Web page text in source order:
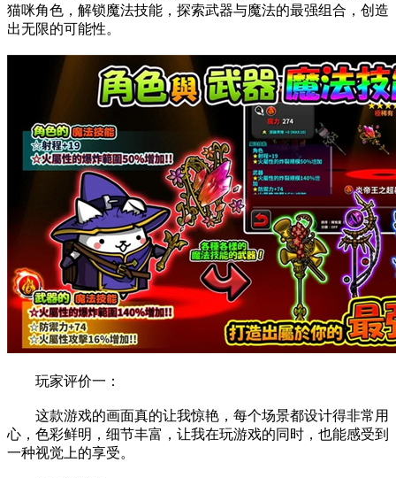
猫咪角色，解锁魔法技能，探索武器与魔法的最强组合，创造
出无限的可能性。
玩家评价一：
这款游戏的画面真的让我惊艳，每个场景都设计得非常用
心，色彩鲜明，细节丰富，让我在玩游戏的同时，也能感受到
一种视觉上的享受。